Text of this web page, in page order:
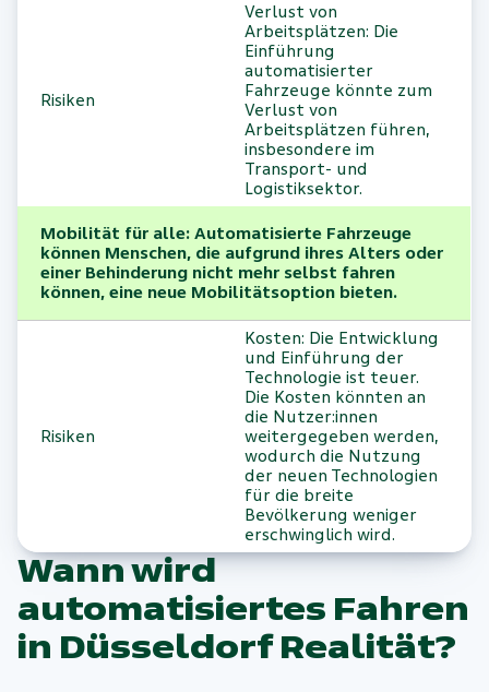
Risiken
Verlust von
Arbeitsplätzen: Die
Einführung
automatisierter
Fahrzeuge könnte zum
Verlust von
Arbeitsplätzen führen,
insbesondere im
Transport- und
Logistiksektor.
Mobilität für alle: Automatisierte Fahrzeuge
können Menschen, die aufgrund ihres Alters oder
einer Behinderung nicht mehr selbst fahren
können, eine neue Mobilitätsoption bieten.
Risiken
Kosten: Die Entwicklung
und Einführung der
Technologie ist teuer.
Die Kosten könnten an
die Nutzer:innen
weitergegeben werden,
wodurch die Nutzung
der neuen Technologien
für die breite
Bevölkerung weniger
erschwinglich wird.
Wann wird
automatisiertes Fahren
in Düsseldorf Realität?